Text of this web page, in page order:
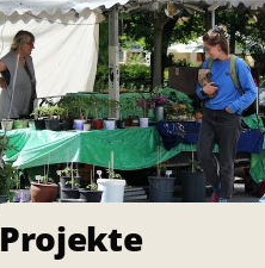
Projekte